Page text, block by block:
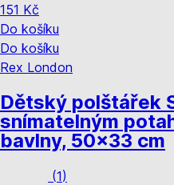
151 Kč
Do košíku
Do košíku
Rex London
Dětský polštářek
snímatelným
bavlny, 50x33 cm
(1)